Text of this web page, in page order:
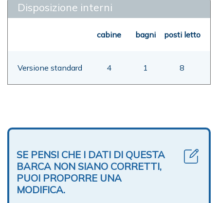
Disposizione interni
cabine bagni posti letto
Versione standard 4 1 8
SE PENSI CHE I DATI DI QUESTA
BARCA NON SIANO CORRETTI,
PUOI PROPORRE UNA
MODIFICA.